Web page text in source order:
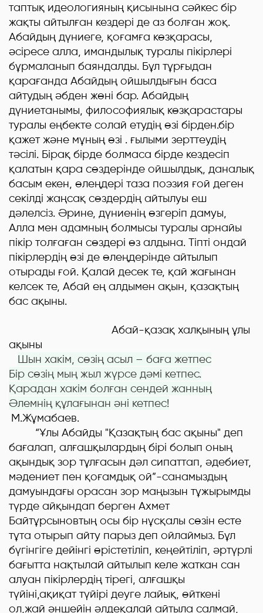
таптық идеологияның қисынына сәйкес бір
жақты айтылған кездері де аз болған жоқ.
Абайдың дүниеге, қоғамға көзқарасы,
әсіресе алла, имандылық туралы пікірлері
бұрмаланып баяндалды. Бұл тұрғыдан
қарағанда Абайдың ойшылдығын баса
айтудың әбден жөні бар. Абайдың
дүниетанымы, философиялық көзқарастары
туралы еңбекте солай етудің өзі бірден.бір
қажет және мұның өзі . ғылыми зерттеудің
тәсілі. Бірақ бірде болмаса бірде кездесіп
қалатын қара сөздерінде ойшылдық, даналық
басым екен, өлеңдері таза поэзия ғой деген
секілді жаңсақ сөздердің айтылуы еш
дәлелсіз. Әрине, дүниенің өзгеріп дамуы,
Алла мен адамның болмысы туралы арнайы
пікір толғаған сөздері өз алдына. Тіпті ондай
пікірлердің өзі де өлеңдерінде айтылып
отырады ғой. Қалай десек те, қай жағынан
келсек те, Абай ең алдымен ақын, қазақтың
бас ақыны.
Абай-қазақ халқының ұлы
ақыны
Шын хакім, сөзің асыл – баға жетпес
Бір сөзің мың жыл жүрсе дәмі кетпес.
Қарадан хакім болған сендей жанның
Әлемнің құлағынан әні кетпес!
М.Жұмабаев.
“Ұлы Абайды "Қазақтың бас ақыны" деп
бағалап, алғашқылардың бірі болып оның
ақындық зор тұлғасын дәл сипаттап, әдебиет,
мәдениет пен қоғамдық ой”-санамыздың
дамуындағы орасан зор маңызын тұжырымды
түрде айқындап берген Ахмет
Байтұрсыновтың осы бір нұсқалы сөзін есте
тұта отырып айту парыз деп ойлаймыз. Бұл
бүгінгіге дейінгі өрістетіліп, кеңейтіліп, әртүрлі
бағытта нақтылай айтылып келе жаткан сан
алуан пікірлердің тірегі, алғашқы
түйіні,ақиқат түйірі деуге лайық, өйткені
ол,жай әншейін әлдеқалай айтыла салмай,